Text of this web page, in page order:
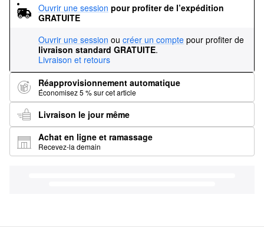
Ouvrir une session pour profiter de l’expédition
GRATUITE
Ouvrir une session ou créer un compte pour profiter de
livraison standard GRATUITE.
Livraison et retours
Réapprovisionnement automatique
Économisez 5 % sur cet article
Livraison le jour même
Achat en ligne et ramassage
Recevez-la demain